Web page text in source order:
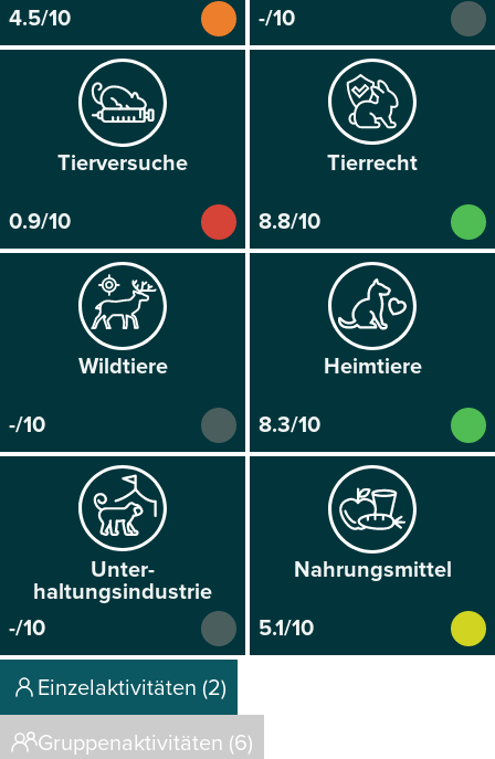
4.5/10
-/10
Tier­versuche
0.9/10
Tier­recht
8.8/10
Wild­tiere
-/10
Heim­tiere
8.3/10
Unter­
haltungsindustrie
-/10
Nahrungs­mittel
5.1/10
Einzelaktivitäten (2)
Gruppenaktivitäten (6)